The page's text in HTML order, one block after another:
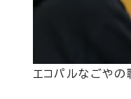
エコパルなごやの